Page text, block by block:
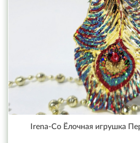
Irena-Co Ёлочная игрушка